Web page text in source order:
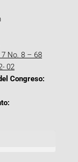
7 No. 8 – 68
02
Congreso: